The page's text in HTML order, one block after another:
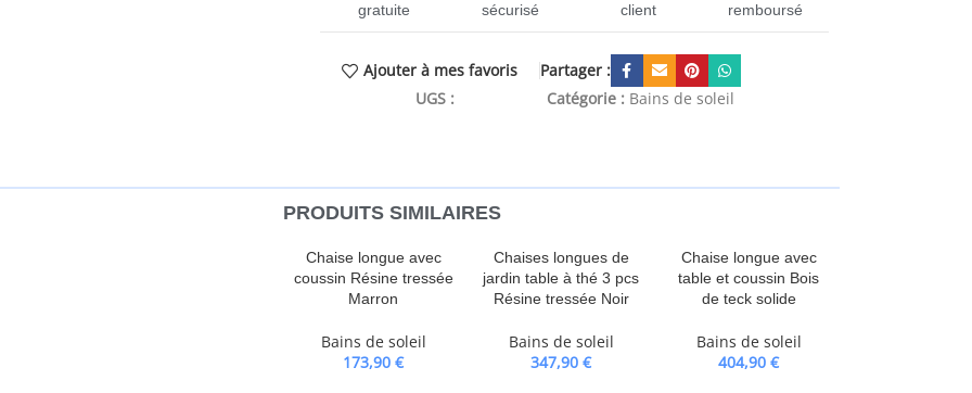
gratuite
sécurisé
client
remboursé
Ajouter à mes favoris
Partager :
UGS :
Catégorie : Bains de soleil
PRODUITS SIMILAIRES
Chaise longue avec
coussin Résine tressée
Marron
Bains de soleil
173,90€
Chaises longues de
jardin table à thé 3 pcs
Résine tressée Noir
Bains de soleil
347,90€
Chaise longue avec
table et coussin Bois
de teck solide
Bains de soleil
404,90€